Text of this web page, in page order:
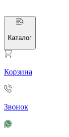
Каталог
Корзина
Звонок